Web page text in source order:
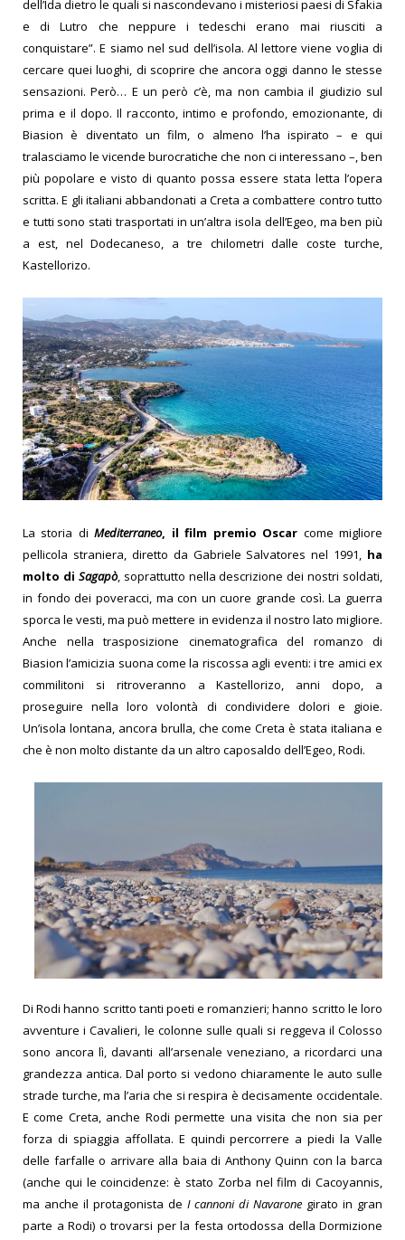
dell’Ida dietro le quali si nascondevano i misteriosi paesi di Sfakia
e di Lutro che neppure i tedeschi erano mai riusciti a
conquistare”. E siamo nel sud dell’isola. Al lettore viene voglia di
cercare quei luoghi, di scoprire che ancora oggi danno le stesse
sensazioni. Però… E un però c’è, ma non cambia il giudizio sul
prima e il dopo. Il racconto, intimo e profondo, emozionante, di
Biasion è diventato un film, o almeno l’ha ispirato – e qui
tralasciamo le vicende burocratiche che non ci interessano –, ben
più popolare e visto di quanto possa essere stata letta l’opera
scritta. E gli italiani abbandonati a Creta a combattere contro tutto
e tutti sono stati trasportati in un’altra isola dell’Egeo, ma ben più
a est, nel Dodecaneso, a tre chilometri dalle coste turche,
Kastellorizo.
La storia diMediterraneo, il film premio Oscar come migliore
pellicola straniera, diretto da Gabriele Salvatores nel 1991, ha
molto di Sagapò, soprattutto nella descrizione dei nostri soldati,
in fondo dei poveracci, ma con un cuore grande così. La guerra
sporca le vesti, ma può mettere in evidenza il nostro lato migliore.
Anche nella trasposizione cinematografica del romanzo di
Biasion l’amicizia suona come la riscossa agli eventi: i tre amici ex
commilitoni si ritroveranno a Kastellorizo, anni dopo, a
proseguire nella loro volontà di condividere dolori e gioie.
Un’isola lontana, ancora brulla, che come Creta è stata italiana e
che è non molto distante da un altro caposaldo dell’Egeo, Rodi.
Di Rodi hanno scritto tanti poeti e romanzieri; hanno scritto le loro
avventure i Cavalieri, le colonne sulle quali si reggeva il Colosso
sono ancora lì, davanti all’arsenale veneziano, a ricordarci una
grandezza antica. Dal porto si vedono chiaramente le auto sulle
strade turche, ma l’aria che si respira è decisamente occidentale.
E come Creta, anche Rodi permette una visita che non sia per
forza di spiaggia affollata. E quindi percorrere a piedi la Valle
delle farfalle o arrivare alla baia di Anthony Quinn con la barca
(anche qui le coincidenze: è stato Zorba nel film di Cacoyannis,
ma anche il protagonista de I cannoni di Navarone girato in gran
parte a Rodi) o trovarsi per la festa ortodossa della Dormizione